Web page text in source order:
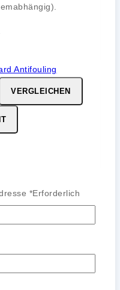
VERGLEICHEN
€
ein
für
und
*Erforderlich